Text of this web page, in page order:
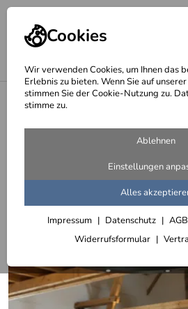
Cookies
Wir verwenden Cookies, um Ihnen das
Erlebnis zu bieten. Wenn Sie auf
stimmen Sie der Cookie-Nutzung zu.
stimme zu.
Ablehnen
Einstellungen
Alles
Impressum Datenschutz AGB
Widerrufsformular
Deckenleuchten